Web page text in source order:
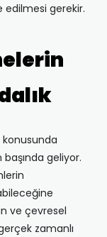
edilmesi gerekir.
başında geliyor.
ve çevresel
zamanlı